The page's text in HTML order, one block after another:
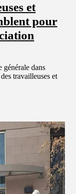
et
pour
générale dans
travailleuses et